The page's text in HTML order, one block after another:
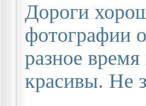
Дороги
фотографии
разное
красивы. Не